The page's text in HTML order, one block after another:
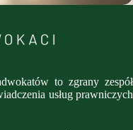
to zgrany zespół
usług prawniczych